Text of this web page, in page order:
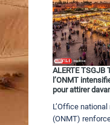
ALERTE TSGJB
l’ONMT
pour attirer
L’Office
(ONMT)